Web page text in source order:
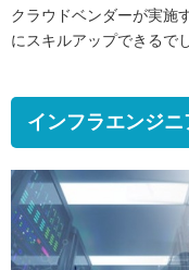
クラウドベンダーが実施
にスキルアップできるで
インフラエンジ